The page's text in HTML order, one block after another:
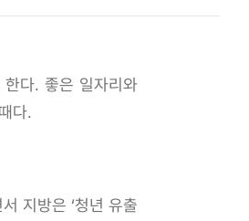
다. 좋은 일자리와
다.
지방은 ‘청년 유출